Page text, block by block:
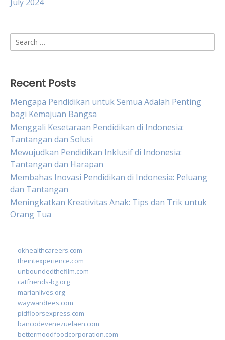
Search
for:
Recent Posts
Mengapa Pendidikan untuk Semua Adalah Penting
bagi Kemajuan Bangsa
Menggali Kesetaraan Pendidikan di Indonesia:
Tantangan dan Solusi
Mewujudkan Pendidikan Inklusif di Indonesia:
Tantangan dan Harapan
Membahas Inovasi Pendidikan di Indonesia: Peluang
dan Tantangan
Meningkatkan Kreativitas Anak: Tips dan Trik untuk
Orang Tua
okhealthcareers.com
theintexperience.com
unboundedthefilm.com
catfriends-bg.org
marianlives.org
waywardtees.com
pidfloorsexpress.com
bancodevenezuelaen.com
bettermoodfoodcorporation.com